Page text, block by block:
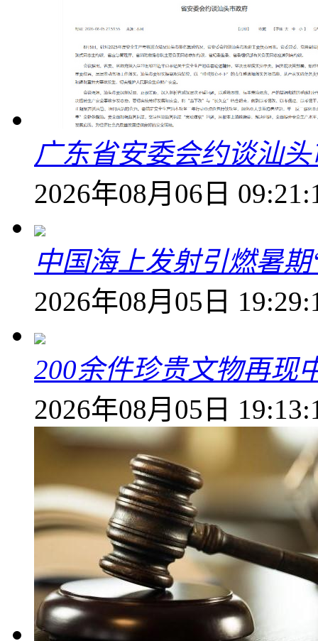
广东省安委会约谈汕
2026年08月06日
中国海上发射引燃暑
2026年08月05日
200余件珍贵文物再现
2026年08月05日